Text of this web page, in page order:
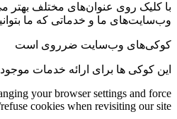
با کلیک روی عنوان‌های مختلف بهتر
وب‌سایت‌های ما و خدماتی که ما
کوکی‌های وب‌سایت ضرروی است
این کوکی ها برای ارائه خدمات
your browser settings and force
cookies when revisiting our site.